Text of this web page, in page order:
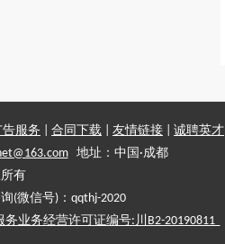
告服务 合同下载 友情链接
诚聘英才
地址：中国·成都
有
(微信号)：qqthj-2020
务业务经营许可证编号:川B2-20190811